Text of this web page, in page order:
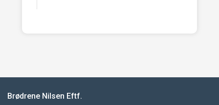
Brødrene Nilsen Eftf.